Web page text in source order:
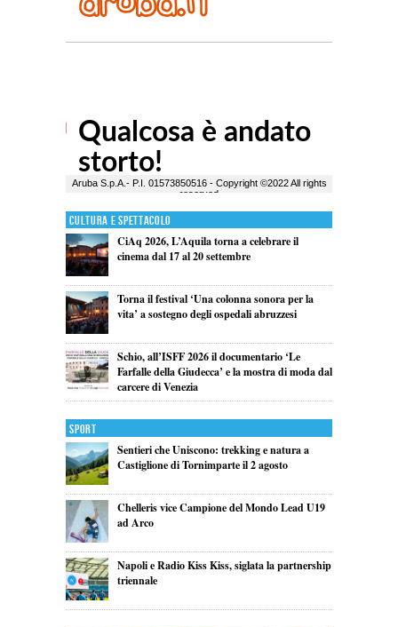
Cultura e Spettacolo
CiAq 2026, L’Aquila torna a celebrare il
cinema dal 17 al 20 settembre
Torna il festival ‘Una colonna sonora per la
vita’ a sostegno degli ospedali abruzzesi
Schio, all’ISFF 2026 il documentario ‘Le
Farfalle della Giudecca’ e la mostra di moda dal
carcere di Venezia
Sport
Sentieri che Uniscono: trekking e natura a
Castiglione di Tornimparte il 2 agosto
Chelleris vice Campione del Mondo Lead U19
ad Arco
Napoli e Radio Kiss Kiss, siglata la partnership
triennale